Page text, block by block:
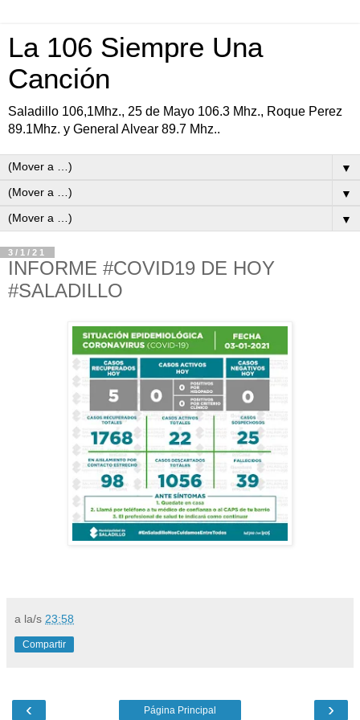
La 106 Siempre Una
Canción
Saladillo 106,1Mhz., 25 de Mayo 106.3 Mhz., Roque Perez
89.1Mhz. y General Alvear 89.7 Mhz..
▼
▼
▼
3/1/21
INFORME #COVID19 DE HOY
#SALADILLO
a la/s 23:58
Compartir
‹ ›
Página Principal